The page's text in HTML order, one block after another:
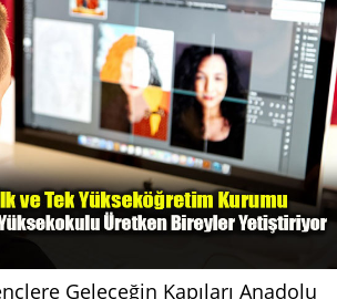
Geleceğin Kapıları Anadolu